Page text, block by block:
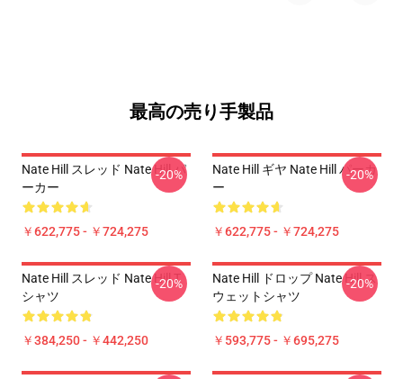
最高の売り手製品
Nate Hill スレッド Nate Hill パ
ーカー
￥622,775 - ￥724,275
-20%
Nate Hill ギヤ Nate Hill パーカ
ー
￥622,775 - ￥724,275
-20%
Nate Hill スレッド Nate Hill T
シャツ
￥384,250 - ￥442,250
-20%
Nate Hill ドロップ Nate Hill ス
ウェットシャツ
￥593,775 - ￥695,275
-20%